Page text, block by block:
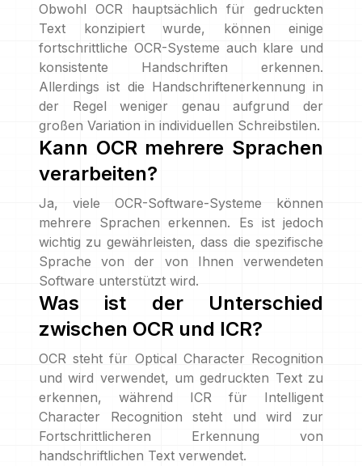
Obwohl OCR hauptsächlich für gedruckten
Text konzipiert wurde, können einige
fortschrittliche OCR-Systeme auch klare und
konsistente Handschriften erkennen.
Allerdings ist die Handschriftenerkennung in
der Regel weniger genau aufgrund der
großen Variation in individuellen Schreibstilen.
Kann OCR mehrere Sprachen
verarbeiten?
Ja, viele OCR-Software-Systeme können
mehrere Sprachen erkennen. Es ist jedoch
wichtig zu gewährleisten, dass die spezifische
Sprache von der von Ihnen verwendeten
Software unterstützt wird.
Was ist der Unterschied
zwischen OCR und ICR?
OCR steht für Optical Character Recognition
und wird verwendet, um gedruckten Text zu
erkennen, während ICR für Intelligent
Character Recognition steht und wird zur
Fortschrittlicheren Erkennung von
handschriftlichen Text verwendet.